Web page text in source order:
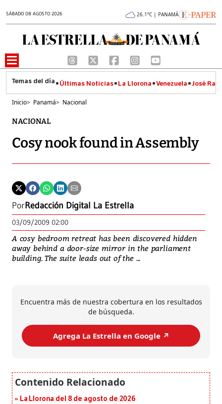
SÁBADO 08 AGOSTO 2026 26.1°C | PANAMÁ
Últimas Noticias La Llorona Venezuela José
Inicio> Panamá> Nacional
NACIONAL
Cosy nook found in Assembly
PorRedacción Digital La Estrella
03/09/2009 02:00
A cosy bedroom retreat has been discovered hidden
away behind a door-size mirror in the parliament
building. The suite leads out of the ...
Encuentra más de nuestra cobertura en los resultados
de búsqueda.
Agrega La Estrella en Google ↗️
La Llorona del 8 de agosto de 2026